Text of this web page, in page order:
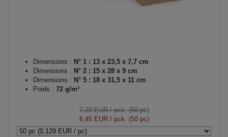
Dimensions : N° 1 : 13 x 23,5 x 7,7 cm
Dimensions : N° 2 : 15 x 28 x 9 cm
Dimensions : N° 5 : 18 x 31,5 x 11 cm
Poids : 72 g/m²
7,20 EUR/ pck. (50 pc)
6,45 EUR/ pck. (50 pc)